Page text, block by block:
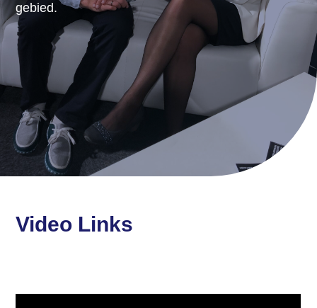
gebied.
Video Links